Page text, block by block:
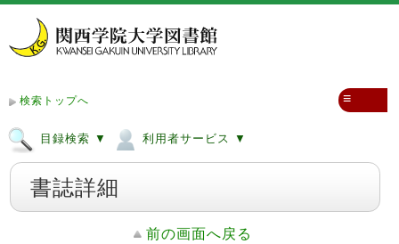
検索トップへ
目録検索 ▼ 利用者サービス ▼
≡
書誌詳細
前の画面へ戻る